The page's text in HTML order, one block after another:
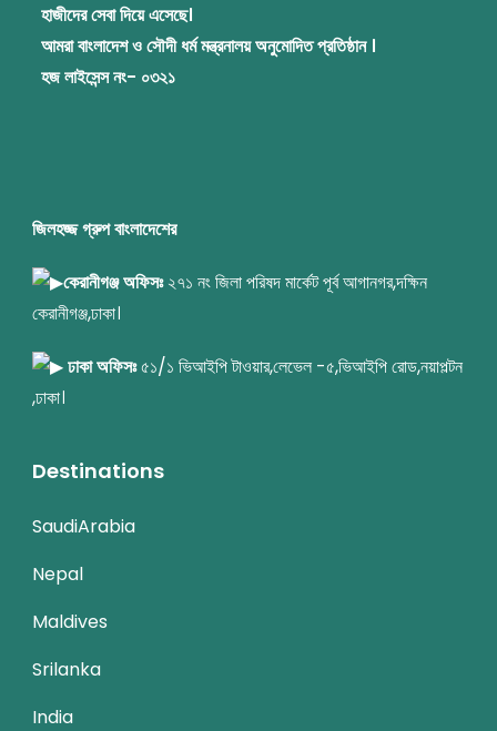
হাজীদের সেবা দিয়ে এসেছে।
আমরা বাংলাদেশ ও সৌদী ধর্ম মন্ত্রনালয় অনুমোদিত প্রতিষ্ঠান ।
হজ লাইসেন্স নং- ০৩২১
জিলহজ্জ গ্রুপ বাংলাদেশের
কেরানীগঞ্জ অফিসঃ২৭১ নং জিলা পরিষদ মার্কেট পূর্ব আগানগর,দক্ষিন
কেরানীগঞ্জ,ঢাকা।
ঢাকা অফিসঃ৫১/১ ভিআইপি টাওয়ার,লেভেল -৫,ভিআইপি রোড,নয়াপল্টন
,ঢাকা।
Destinations
SaudiArabia
Nepal
Maldives
Srilanka
India